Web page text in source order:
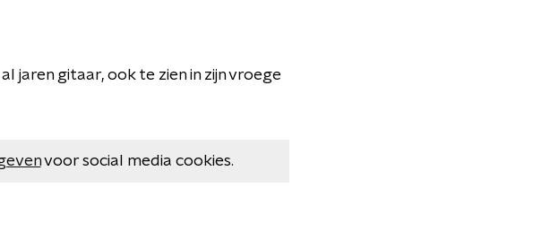
jaren gitaar, ook te zien in zijn vroege
voor social media cookies.